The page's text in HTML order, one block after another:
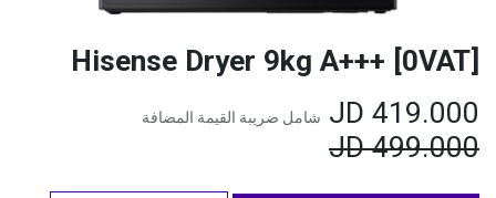
Hisense Dryer 9kg A+++ [0VAT]
419.000
شامل ضريبة القيمة المضافة
499.000
JD